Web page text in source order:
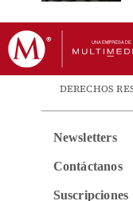
DERECHOS
Newsletters
Contáctanos
Suscripciones